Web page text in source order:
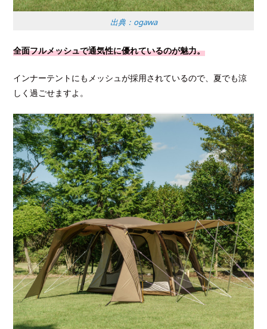
出典：ogawa
全面フルメッシュで通気性に優れているのが魅力。
インナーテントにもメッシュが採用されているので、夏でも涼
しく過ごせますよ。